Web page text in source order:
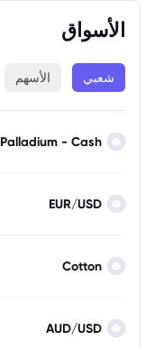
الأسواق
شعبي الأسهم
Palladium - Cash
EUR/USD
Cotton
AUD/USD